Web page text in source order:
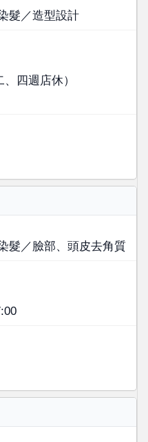
髮／造型設計
四週店休）
髮／臉部、頭皮去角質